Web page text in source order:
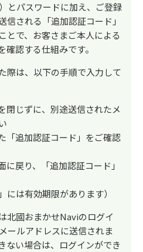
とパスワードに加え、ご登録
信される「追加認証コード」
とで、お客さまご本人による
確認する仕組みです。
際は、以下の手順で入力して
閉じずに、別途送信されたメ
「追加認証コード」をご確認
に戻り、「追加認証コード」
には有効期限があります）
北國おまかせNaviのログイ
ールアドレスに送信されま
ない場合は、ログインができ